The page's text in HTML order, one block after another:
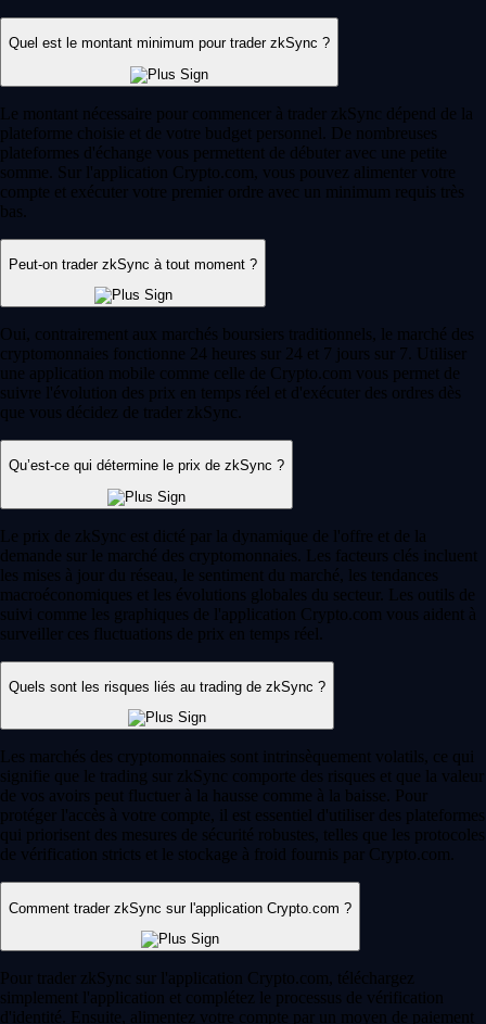
Quel est le montant minimum pour trader zkSync ?
Le montant nécessaire pour commencer à trader zkSync dépend de la
plateforme choisie et de votre budget personnel. De nombreuses
plateformes d'échange vous permettent de débuter avec une petite
somme. Sur l'application Crypto.com, vous pouvez alimenter votre
compte et exécuter votre premier ordre avec un minimum requis très
bas.
Peut-on trader zkSync à tout moment ?
Oui, contrairement aux marchés boursiers traditionnels, le marché des
cryptomonnaies fonctionne 24 heures sur 24 et 7 jours sur 7. Utiliser
une application mobile comme celle de Crypto.com vous permet de
suivre l'évolution des prix en temps réel et d'exécuter des ordres dès
que vous décidez de trader zkSync.
Qu’est-ce qui détermine le prix de zkSync ?
Le prix de zkSync est dicté par la dynamique de l'offre et de la
demande sur le marché des cryptomonnaies. Les facteurs clés incluent
les mises à jour du réseau, le sentiment du marché, les tendances
macroéconomiques et les évolutions globales du secteur. Les outils de
suivi comme les graphiques de l'application Crypto.com vous aident à
surveiller ces fluctuations de prix en temps réel.
Quels sont les risques liés au trading de zkSync ?
Les marchés des cryptomonnaies sont intrinsèquement volatils, ce qui
signifie que le trading sur zkSync comporte des risques et que la valeur
de vos avoirs peut fluctuer à la hausse comme à la baisse. Pour
protéger l'accès à votre compte, il est essentiel d'utiliser des plateformes
qui priorisent des mesures de sécurité robustes, telles que les protocoles
de vérification stricts et le stockage à froid fournis par Crypto.com.
Comment trader zkSync sur l'application Crypto.com ?
Pour trader zkSync sur l'application Crypto.com, téléchargez
simplement l'application et complétez le processus de vérification
d'identité. Ensuite, alimentez votre compte par un moyen de paiement